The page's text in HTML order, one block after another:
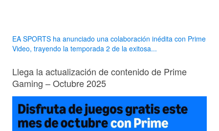
EA SPORTS ha anunciado una colaboración inédita con Prime
Video, trayendo la temporada 2 de la exitosa...
Llega la actualización de contenido de Prime
Gaming – Octubre 2025